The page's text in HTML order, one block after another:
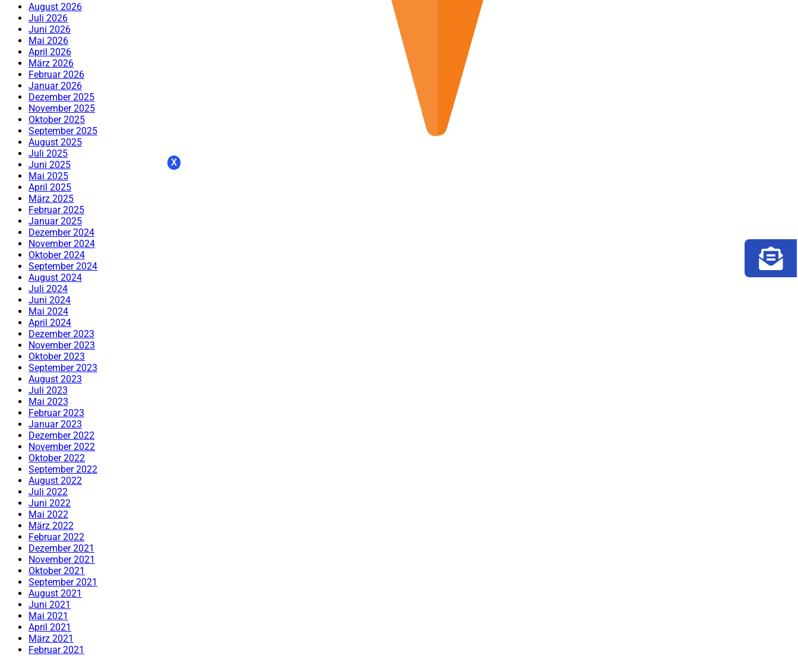
X
August 2026
Juli 2026
Juni 2026
Mai 2026
April 2026
März 2026
Februar 2026
Januar 2026
Dezember 2025
November 2025
Oktober 2025
September 2025
August 2025
Juli 2025
Juni 2025
Mai 2025
April 2025
März 2025
Februar 2025
Januar 2025
Dezember 2024
November 2024
Oktober 2024
September 2024
August 2024
Juli 2024
Juni 2024
Mai 2024
April 2024
Dezember 2023
November 2023
Oktober 2023
September 2023
August 2023
Juli 2023
Mai 2023
Februar 2023
Januar 2023
Dezember 2022
November 2022
Oktober 2022
September 2022
August 2022
Juli 2022
Juni 2022
Mai 2022
März 2022
Februar 2022
Dezember 2021
November 2021
Oktober 2021
September 2021
August 2021
Juni 2021
Mai 2021
April 2021
März 2021
Februar 2021